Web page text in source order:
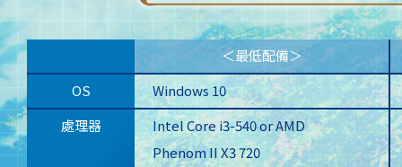
＜最低配備＞
OS
Windows 10
處理器
Intel Core i3-540 or AMD
Phenom II X3 720